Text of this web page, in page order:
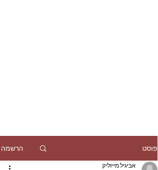
פוסט הרשמה
אביגיל מייזליק